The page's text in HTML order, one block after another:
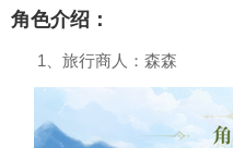
角色介绍：
1、旅行商人：森森